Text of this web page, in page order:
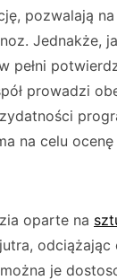
pozwalają
Jednakże,
pełni
prowadzi
na celu
oparte na
je